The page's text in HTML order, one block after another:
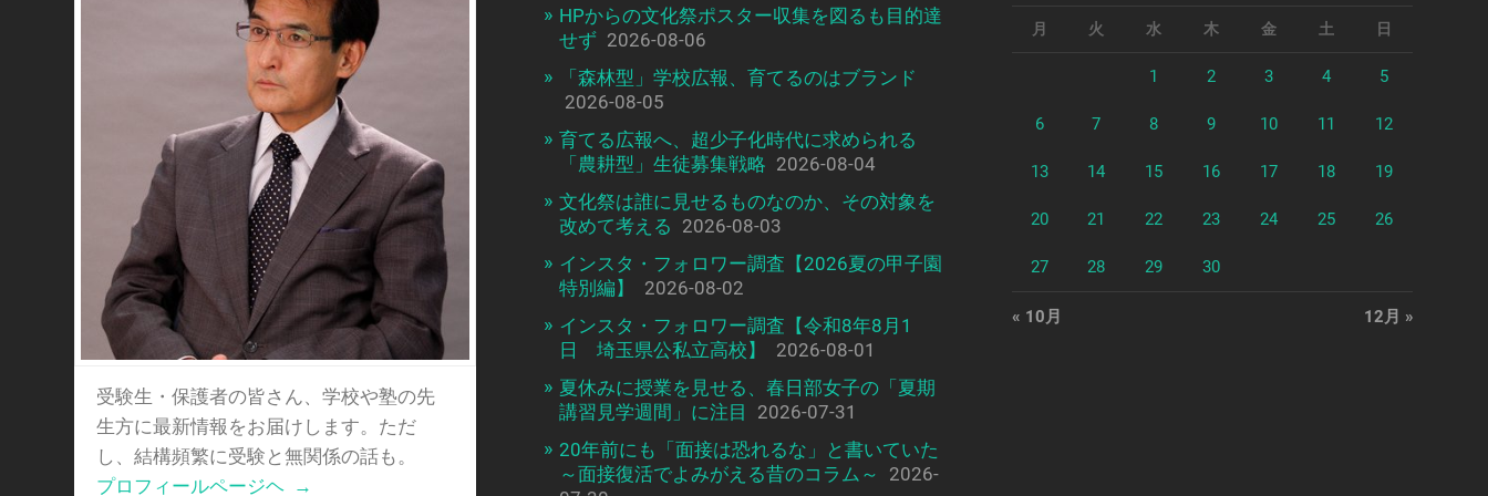
受験生・保護者の皆さん、学校や塾の先
生方に最新情報をお届けします。ただ
し、結構頻繁に受験と無関係の話も。
プロフィールページヘ →
HPからの文化祭ポスター収集を図るも目的達
せず 2026-08-06
「森林型」学校広報、育てるのはブランド
2026-08-05
育てる広報へ、超少子化時代に求められる
「農耕型」生徒募集戦略 2026-08-04
文化祭は誰に見せるものなのか、その対象を
改めて考える 2026-08-03
インスタ・フォロワー調査【2026夏の甲子園
特別編】
2026-08-02
インスタ・フォロワー調査【令和8年8月1
日 埼玉県公私立高校】
2026-08-01
夏休みに授業を見せる、春日部女子の「夏期
講習見学週間」に注目
2026-07-31
20年前にも「面接は恐れるな」と書いていた
～面接復活でよみがえる昔のコラム～
2026-
月 火 水 木 金 土 日
1 2 3 4 5
6 7 8 9 10 11 12
13 14 15 16 17 18 19
20 21 22 23 24 25 26
27 28 29 30
« 10月 12月 »